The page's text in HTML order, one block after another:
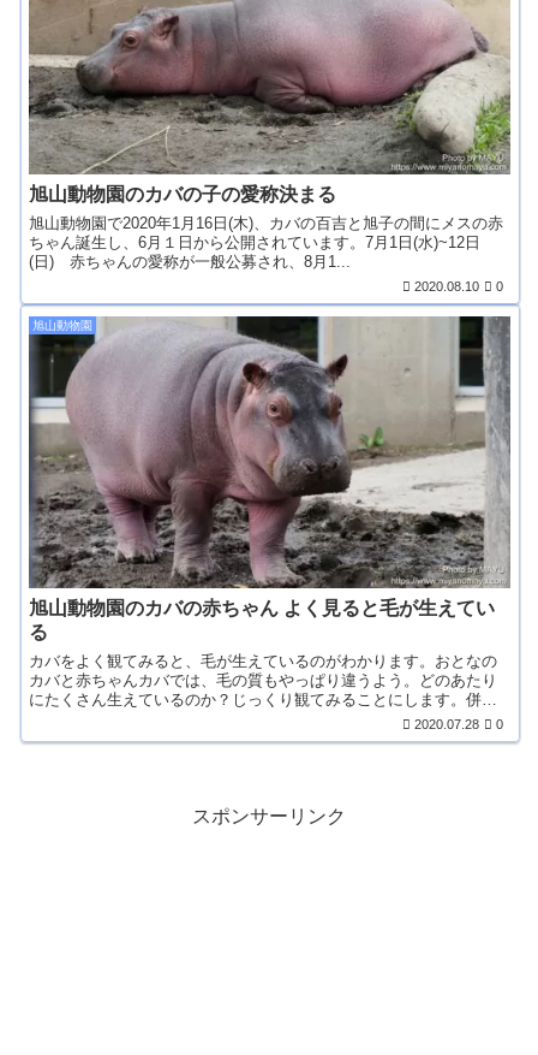
旭山動物園のカバの子の愛称決まる
旭山動物園で2020年1月16日(木)、カバの百吉と旭子の間にメスの赤
ちゃん誕生し、6月１日から公開されています。7月1日(水)~12日
(日) 赤ちゃんの愛称が一般公募され、8月1...
2020.08.10 0
旭山動物園
旭山動物園のカバの赤ちゃん よく見ると毛が生えてい
る
カバをよく観てみると、毛が生えているのがわかります。おとなの
カバと赤ちゃんカバでは、毛の質もやっぱり違うよう。どのあたり
にたくさん生えているのか？じっくり観てみることにします。併せ
2020.07.28 0
スポンサーリンク